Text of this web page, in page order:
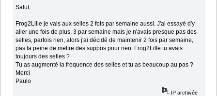
Salut,
Frog2Lille je vais aux selles 2 fois par semaine aussi. J'ai essayé d'y
aller une fois de plus, 3 par semaine mais je n'avais presque pas des
selles, parfois rien, alors j'ai décidé de maintenir 2 fois par semaine,
pas la peine de mettre des suppos pour rien. Frog2Lille tu avais
toujours des selles ?
Tu as augmenté la fréquence des selles et tu as beaucoup au pas ?
Merci
Paulo
IP archivée